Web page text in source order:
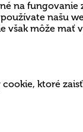
na
našu
však môže mať
ktoré